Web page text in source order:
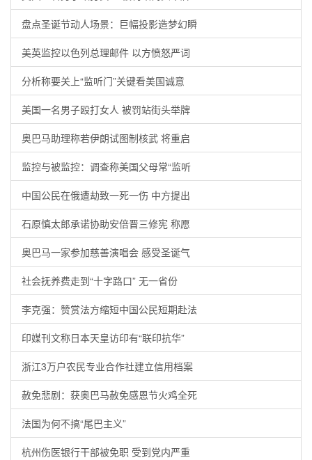
盘点圣诞节动人场景：巨幅投影造梦幻瞬
美英监控以色列总理邮件 以方愤怒严词
分析称要关上“监听门”关键看美国诚意
美国一名男子殴打女人 被罚站街头举牌
奥巴马助理称若伊朗试图制核武 将重启
监控与被监控：调查称美国父母常“监听
中国公民在俄遭劫致一死一伤 中方提出
石原慎太郎承诺协助安倍晋三修宪 称愿
奥巴马一家参加慈善演唱会 感受圣诞气
社会抚养费走到“十字路口” 无一省份
李克强：赞赏法方缩短中国公民短期赴法
印媒刊文称日本天皇访印有“联印抗华”
浙江3万户农民专业合作社建立信用档案
赦免悲剧：获奥巴马赦免感恩节火鸡全死
法国为何不搞“尾巴主义”
杭州伤医银行干部被免职 受到党内严重